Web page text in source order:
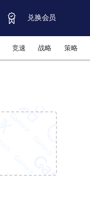
兑换会员
竞速 战略 策略